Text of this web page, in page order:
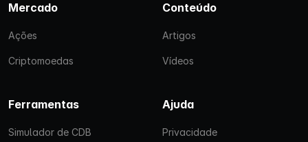
Mercado
Ações
Criptomoedas
Conteúdo
Artigos
Vídeos
Ferramentas
Simulador de CDB
Ajuda
Privacidade